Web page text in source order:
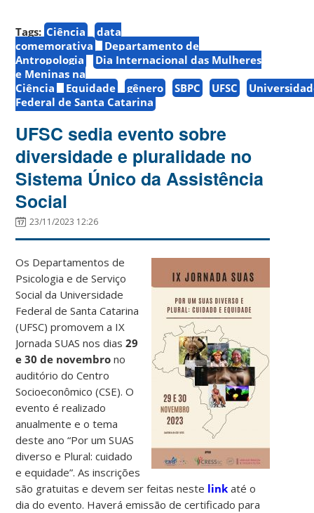
Tags: Ciência
data
comemorativa
Departamento de
Antropologia
Dia Internacional das Mulheres
e Meninas na
Ciência
Equidade gênero SBPC UFSC
Federal de Santa Catarina
UFSC sedia evento sobre
diversidade e pluralidade no
Sistema Único da Assistência
Social
23/11/2023 12:26
Os Departamentos de
Psicologia e de Serviço
Social da Universidade
Federal de Santa Catarina
(UFSC) promovem a IX
Jornada SUAS nos dias29
e 30 de novembro no
auditório do Centro
Socioeconômico (CSE). O
evento é realizado
anualmente e o tema
deste ano “Por um SUAS
diverso e Plural: cuidado
e equidade”. As inscrições
são gratuitas e devem ser feitas neste link até o
dia do evento. Haverá emissão de certificado para